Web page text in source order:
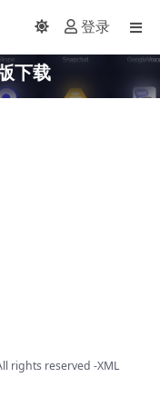
登录
下载
rights reserved -XML